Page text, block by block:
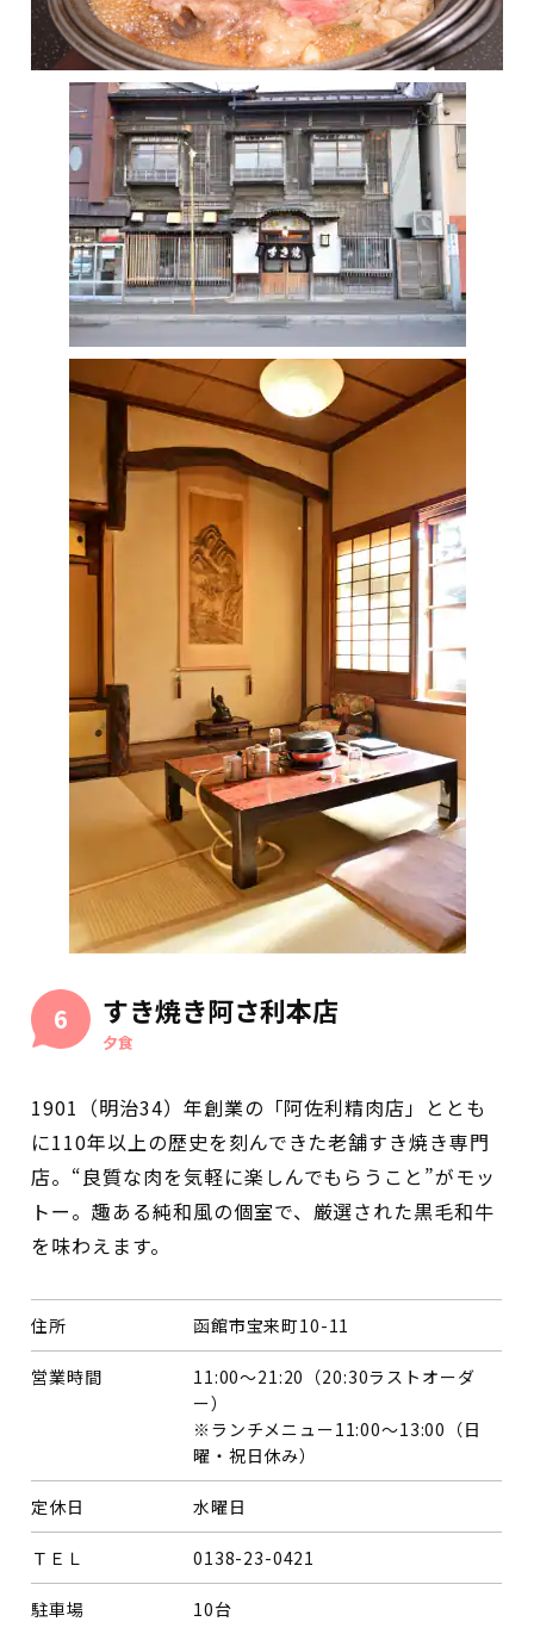
6 すき焼き阿さ利本店
夕食
1901（明治34）年創業の「阿佐利精肉店」ととも
に110年以上の歴史を刻んできた老舗すき焼き専門
店。“良質な肉を気軽に楽しんでもらうこと”がモッ
トー。趣ある純和風の個室で、厳選された黒毛和牛
を味わえます。
住所 函館市宝来町10-11
営業時間
11:00～21:20（20:30ラストオーダ
ー）
※ランチメニュー11:00～13:00（日
曜・祝日休み）
定休日 水曜日
ＴＥＬ 0138-23-0421
駐車場 10台